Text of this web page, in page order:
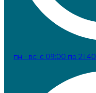
пн - вс: с 09:00 по 21:40